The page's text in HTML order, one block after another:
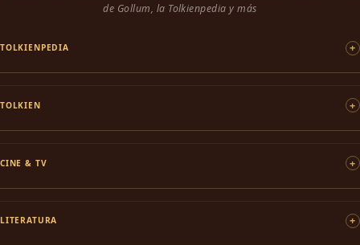
de Gollum, la Tolkienpedia y más
TOLKIENPEDIA
TOLKIEN
CINE & TV
LITERATURA